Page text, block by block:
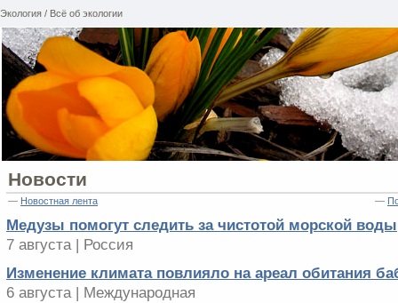
Экология / Всё об экологии
Новости
— Новостная лента —
Медузы помогут следить за чистотой морской воды
7 августа | Россия
Изменение климата повлияло на ареал обитания
6 августа | Международная